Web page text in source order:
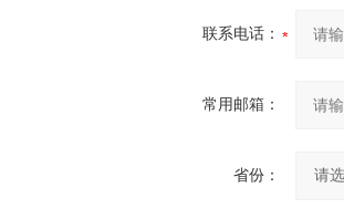
联系电话：
常用邮箱：
省份：